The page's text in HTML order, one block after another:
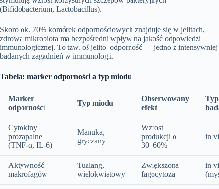
(Bifidobacterium, Lactobacillus).
Skoro ok. 70% komórek odpornościowych znajduje się w jelitach,
zdrowa mikrobiota ma bezpośredni wpływ na jakość odpowiedzi
immunologicznej. To tzw. oś jelito–odporność — jedno z intensywniej
badanych zagadnień w immunologii.
Tabela: marker odporności a typ miodu
Marker
odporności
Typ miodu
Obserwowany
efekt
Typ
Cytokiny
prozapalne
(TNF‑α, IL‑6)
Manuka,
gryczany
Wzrost
produkcji o
30–60%
in
Aktywność
makrofagów
Tualang,
wielokwiatowy
Zwiększona
fagocytoza
in